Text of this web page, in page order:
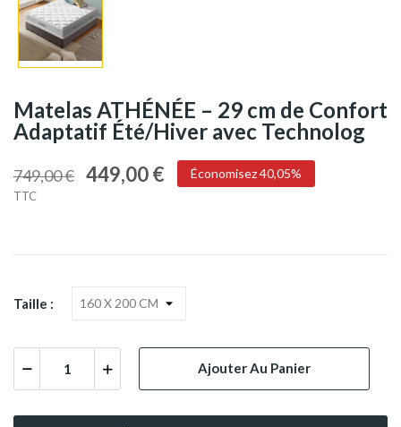
Matelas ATHÉNÉE – 29 cm de Confort
Adaptatif Été/Hiver avec Technolog
749,00 € 449,00 € Économisez 40,05%
TTC
Taille :
Ajouter Au Panier